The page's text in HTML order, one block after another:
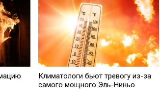
Климатологи бьют тревогу из-за
самого мощного Эль-Ниньо